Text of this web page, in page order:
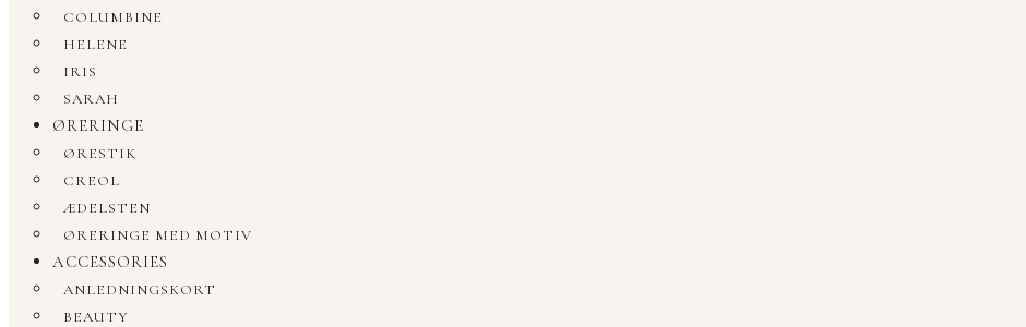
COLUMBINE
HELENE
IRIS
SARAH
ØRERINGE
ØRESTIK
CREOL
ÆDELSTEN
ØRERINGE MED MOTIV
ACCESSORIES
ANLEDNINGSKORT
BEAUTY